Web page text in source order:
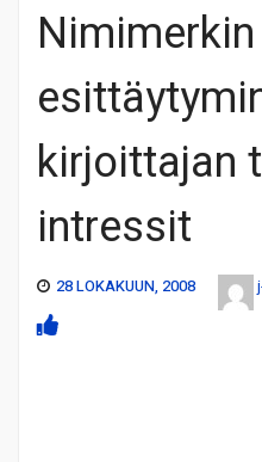
kirjoittajan
intressit
28 LOKAKUUN, 2008